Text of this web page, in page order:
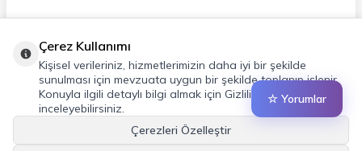
☆ Yorumlar
Çerez Kullanımı
Kişisel verileriniz, hizmetlerimizin daha iyi bir şekilde
sunulması için mevzuata uygun bir şekilde toplanıp işlenir.
Konuyla ilgili detaylı bilgi almak için Gizlilik Politikamızı
inceleyebilirsiniz.
Çerezleri Özelleştir